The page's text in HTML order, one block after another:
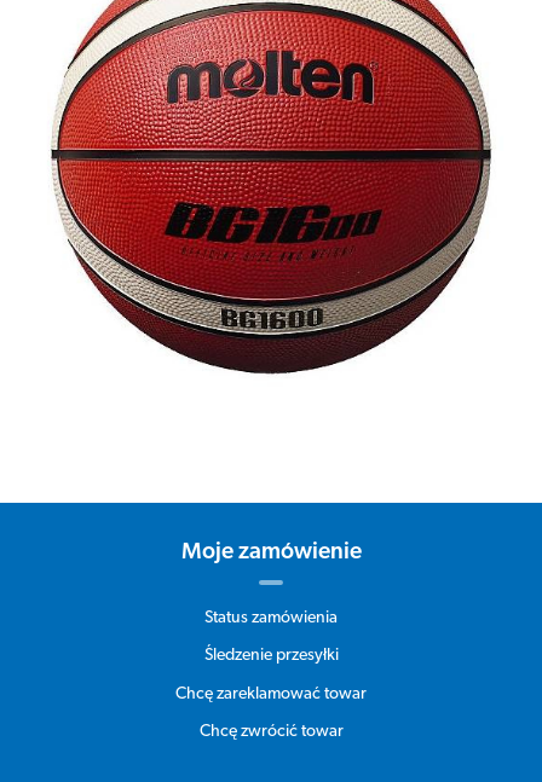
Moje zamówienie
Status zamówienia
Śledzenie przesyłki
Chcę zareklamować towar
Chcę zwrócić towar